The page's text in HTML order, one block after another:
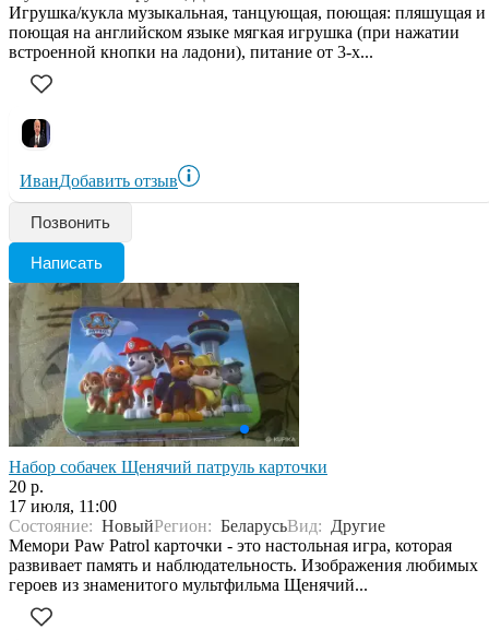
Игрушка/кукла музыкальная, танцующая, поющая: пляшущая и
поющая на английском языке мягкая игрушка (при нажатии
встроенной кнопки на ладони), питание от 3-х...
ИванДобавить отзыв
Позвонить
Написать
Набор собачек Щенячий патруль карточки
20 р.
17 июля, 11:00
Состояние: НовыйРегион: БеларусьВид: Другие
Мемори Paw Patrol карточки - это настольная игра, которая
развивает память и наблюдательность. Изображения любимых
героев из знаменитого мультфильма Щенячий...